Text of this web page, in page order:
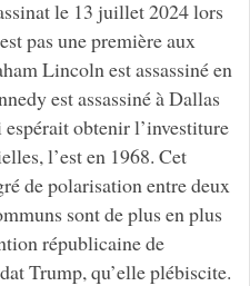
le 13 juillet 2024 lors
pas une première aux
Lincoln est assassiné en
est assassiné à Dallas
obtenir l’investiture
l’est en 1968. Cet
de polarisation entre deux
sont de plus en plus
républicaine de
Trump, qu’elle plébiscite.